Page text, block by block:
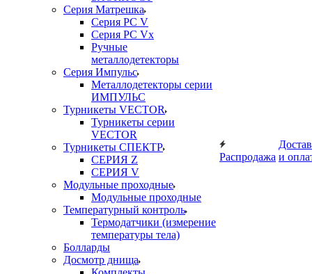
Серия Матрешка
Серия PC V
Серия PC Vx
Ручные
металлодетекторы
Серия Импульс
Металлодетекторы серии
ИМПУЛЬС
Турникеты VECTOR
Турникеты серии
VECTOR
Турникеты СПЕКТР
СЕРИЯ Z
СЕРИЯ V
Модульные проходные
Модульные проходные
Температурный контроль
Термодатчики (измерение
температуры тела)
Болларды
Досмотр днища
Распродажа и